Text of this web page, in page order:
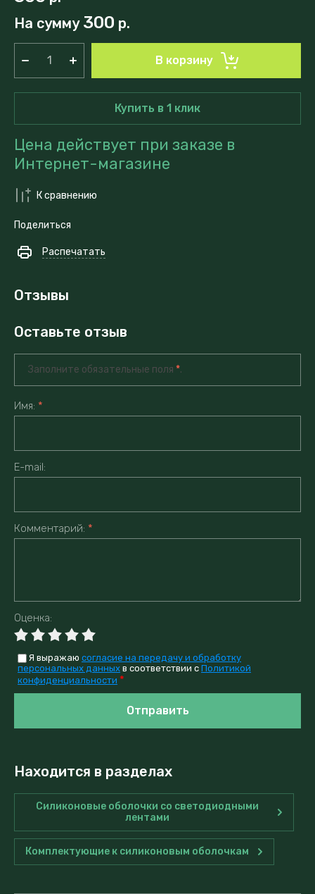
На сумму 300 р.
В корзину
Купить в 1 клик
Цена действует при заказе в
Интернет-магазине
К сравнению
Поделиться
Распечатать
Отзывы
Оставьте отзыв
Заполните обязательные поля *.
Имя: *
E-mail:
Комментарий: *
Оценка:
Я выражаю согласие на передачу и обработку
персональных данных в соответствии с Политикой
конфиденциальности *
Отправить
Находится в разделах
Силиконовые оболочки со светодиодными
лентами
Комплектующие к силиконовым оболочкам